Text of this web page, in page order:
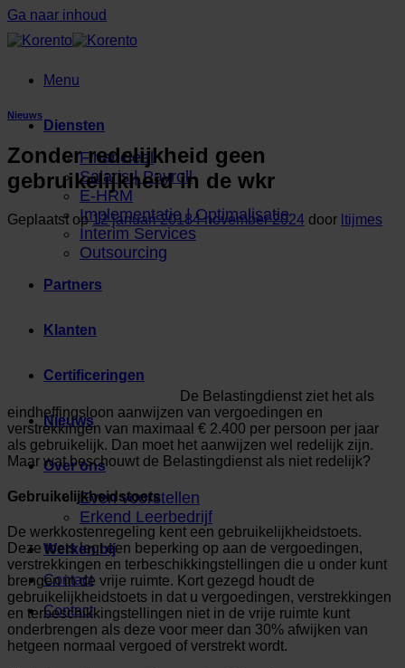
Ga naar inhoud
Menu
Diensten
Financieel
Salaris | Payroll
E-HRM
Implementatie | Optimalisatie
Interim Services
Outsourcing
Partners
Klanten
Certificeringen
Nieuws
Over ons
Even voorstellen
Erkend Leerbedrijf
Werken bij
Contact
Contact
Nieuws
Zonder redelijkheid geen
gebruikelijkheid in de wkr
Geplaatst op12 januari 20184 november 2024 door ltijmes
De Belastingdienst ziet het als
eindheffingsloon aanwijzen van vergoedingen en
verstrekkingen van maximaal € 2.400 per persoon per jaar
als gebruikelijk. Dan moet het aanwijzen wel redelijk zijn.
Maar wat beschouwt de Belastingdienst als niet redelijk?
Gebruikelijkheidstoets
De werkkostenregeling kent een gebruikelijkheidstoets.
Deze toets legt een beperking op aan de vergoedingen,
verstrekkingen en terbeschikkingstellingen die u onder kunt
brengen in de vrije ruimte. Kort gezegd houdt de
gebruikelijkheidstoets in dat u vergoedingen, verstrekkingen
en terbeschikkingstellingen niet in de vrije ruimte kunt
onderbrengen als deze voor meer dan 30% afwijken van
hetgeen normaal vergoed of verstrekt wordt.